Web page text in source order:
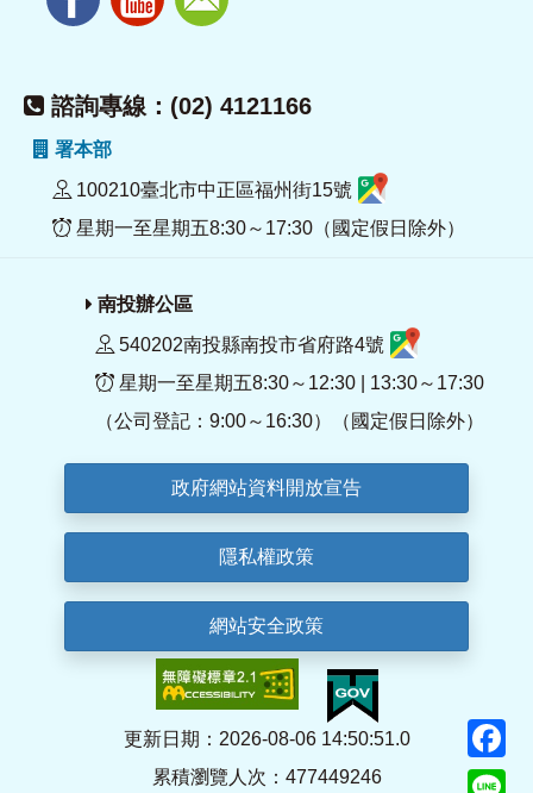
諮詢專線：(02) 4121166
署本部
100210臺北市中正區福州街15號
星期一至星期五8:30～17:30（國定假日除外）
南投辦公區
540202南投縣南投市省府路4號
星期一至星期五8:30～12:30 | 13:30～17:30
（公司登記：9:00～16:30）（國定假日除外）
政府網站資料開放宣告
隱私權政策
網站安全政策
更新日期：2026-08-06 14:50:51.0
累積瀏覽人次：477449246